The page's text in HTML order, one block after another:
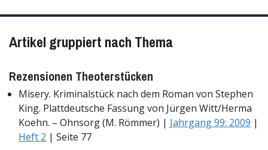
Artikel gruppiert nach Thema
Rezensionen Theoterstücken
Misery. Kriminalstück nach dem Roman von Stephen
King. Plattdeutsche Fassung von Jürgen Witt/Herma
Koehn. – Ohnsorg (M. Römmer) | Jahrgang 99: 2009 |
Heft 2 | Seite 77